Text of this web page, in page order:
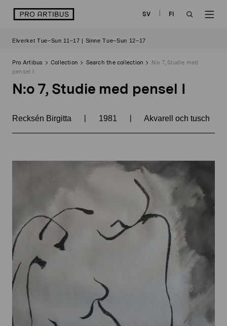
logo SV
FI
Elverket Tue–Sun 11–17 | Sinne Tue–Sun 12–17
Pro Artibus Collection Search the collection
N:o 7, Studie med
pensel I
N:o 7, Studie med pensel I
Recksén Birgitta | 1981 | Akvarell och tusch